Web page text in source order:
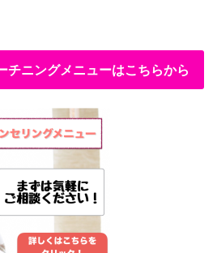
チニングメニューはこちらから